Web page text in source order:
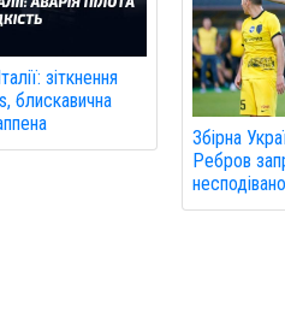
зіткнення
блискавична
Збірна
Ребров